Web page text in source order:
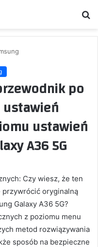
po
ustawień
A36 5G
Czy wiesz, że ten
przywrócić oryginalną
Galaxy A36 5G?
z poziomu menu
metod rozwiązywania
sposób na bezpieczne